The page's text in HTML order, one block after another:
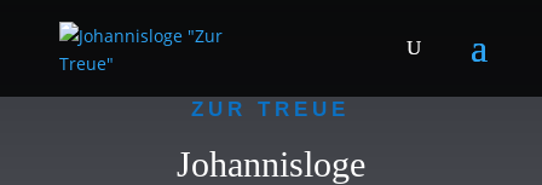
ZUR TREUE
Johannisloge